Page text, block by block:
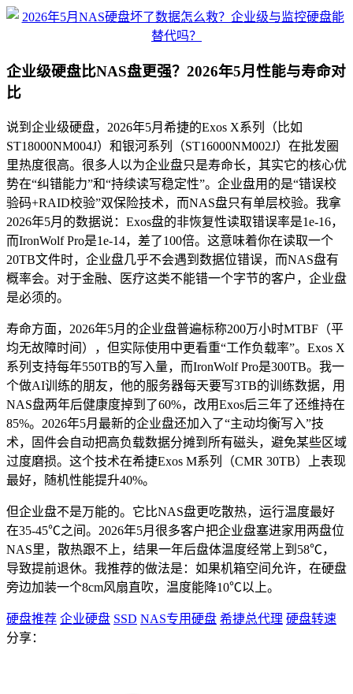
企业级硬盘比NAS盘更强？2026年5月性能与寿命对
比
说到企业级硬盘，2026年5月希捷的Exos X系列（比如
ST18000NM004J）和银河系列（ST16000NM002J）在批发圈
里热度很高。很多人以为企业盘只是寿命长，其实它的核心优
势在“纠错能力”和“持续读写稳定性”。企业盘用的是“错误校
验码+RAID校验”双保险技术，而NAS盘只有单层校验。我拿
2026年5月的数据说：Exos盘的非恢复性读取错误率是1e-16，
而IronWolf Pro是1e-14，差了100倍。这意味着你在读取一个
20TB文件时，企业盘几乎不会遇到数据位错误，而NAS盘有
概率会。对于金融、医疗这类不能错一个字节的客户，企业盘
是必须的。
寿命方面，2026年5月的企业盘普遍标称200万小时MTBF（平
均无故障时间），但实际使用中更看重“工作负载率”。Exos X
系列支持每年550TB的写入量，而IronWolf Pro是300TB。我一
个做AI训练的朋友，他的服务器每天要写3TB的训练数据，用
NAS盘两年后健康度掉到了60%，改用Exos后三年了还维持在
85%。2026年5月最新的企业盘还加入了“主动均衡写入”技
术，固件会自动把高负载数据分摊到所有磁头，避免某些区域
过度磨损。这个技术在希捷Exos M系列（CMR 30TB）上表现
最好，随机性能提升40%。
但企业盘不是万能的。它比NAS盘更吃散热，运行温度最好
在35-45℃之间。2026年5月很多客户把企业盘塞进家用两盘位
NAS里，散热跟不上，结果一年后盘体温度经常上到58℃，
导致提前退休。我推荐的做法是：如果机箱空间允许，在硬盘
旁边加装一个8cm风扇直吹，温度能降10℃以上。
硬盘推荐 企业硬盘 SSD NAS专用硬盘 希捷总代理 硬盘转速
分享：